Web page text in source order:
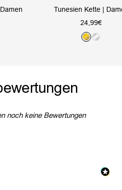
Tunesien Kette |
24,99€
G S
noch keine Bewertungen